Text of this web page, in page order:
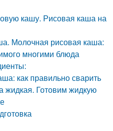
кашу. Рисовая каша на
Молочная рисовая каша:
многими блюда
как правильно сварить
жидкая. Готовим жидкую